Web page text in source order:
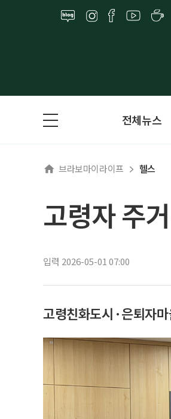
전체뉴스
브라보마이라이프 헬스
고령자 주
입력 2026-05-01 07:00
고령친화도시·은퇴자